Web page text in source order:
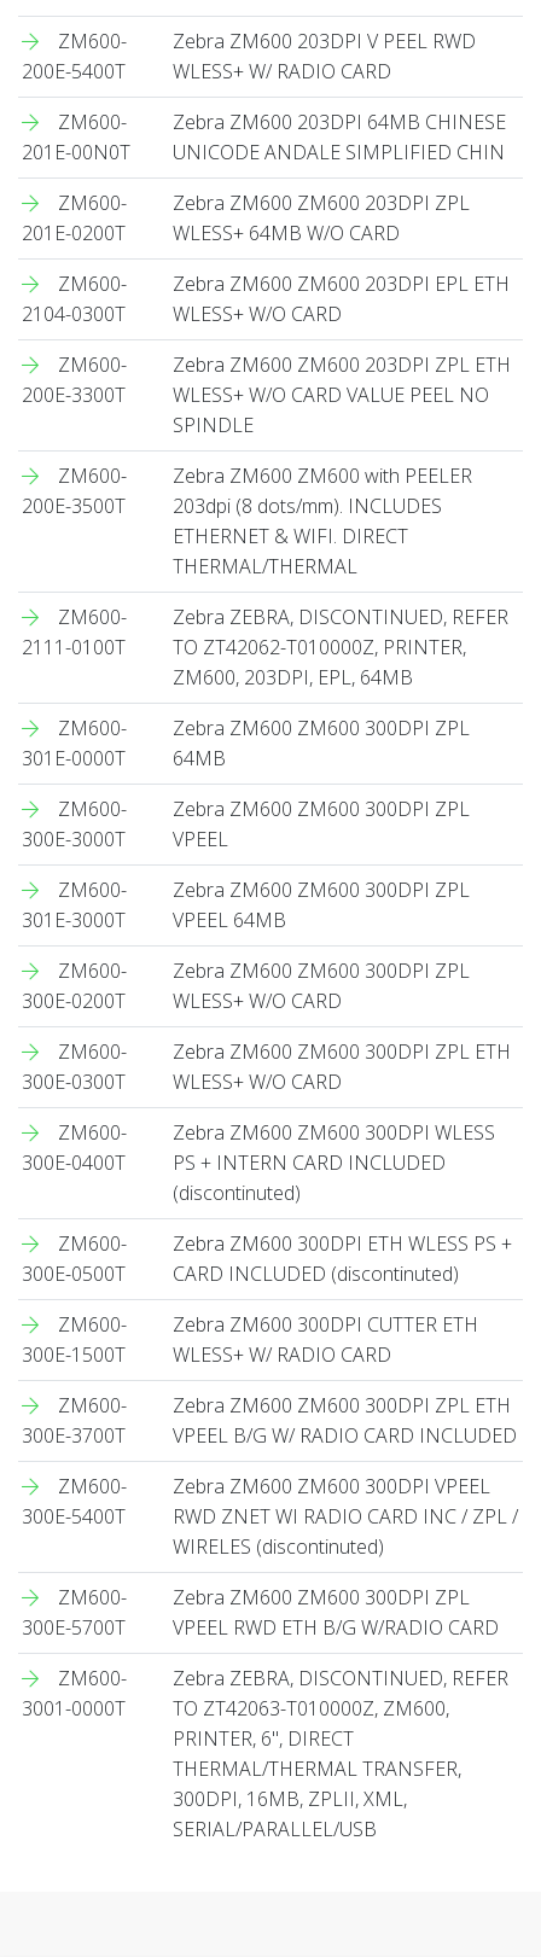
ZM600-
200E-5400T
Zebra ZM600 203DPI V PEEL RWD
WLESS+ W/ RADIO CARD
ZM600-
201E-00N0T
Zebra ZM600 203DPI 64MB CHINESE
UNICODE ANDALE SIMPLIFIED CHIN
ZM600-
201E-0200T
Zebra ZM600 ZM600 203DPI ZPL
WLESS+ 64MB W/O CARD
ZM600-
2104-0300T
Zebra ZM600 ZM600 203DPI EPL ETH
WLESS+ W/O CARD
ZM600-
200E-3300T
Zebra ZM600 ZM600 203DPI ZPL ETH
WLESS+ W/O CARD VALUE PEEL NO
SPINDLE
ZM600-
200E-3500T
Zebra ZM600 ZM600 with PEELER
203dpi (8 dots/mm). INCLUDES
ETHERNET & WIFI. DIRECT
THERMAL/THERMAL
ZM600-
2111-0100T
Zebra ZEBRA, DISCONTINUED, REFER
TO ZT42062-T010000Z, PRINTER,
ZM600, 203DPI, EPL, 64MB
ZM600-
301E-0000T
Zebra ZM600 ZM600 300DPI ZPL
64MB
ZM600-
300E-3000T
Zebra ZM600 ZM600 300DPI ZPL
VPEEL
ZM600-
301E-3000T
Zebra ZM600 ZM600 300DPI ZPL
VPEEL 64MB
ZM600-
300E-0200T
Zebra ZM600 ZM600 300DPI ZPL
WLESS+ W/O CARD
ZM600-
300E-0300T
Zebra ZM600 ZM600 300DPI ZPL ETH
WLESS+ W/O CARD
ZM600-
300E-0400T
Zebra ZM600 ZM600 300DPI WLESS
PS + INTERN CARD INCLUDED
(discontinuted)
ZM600-
300E-0500T
Zebra ZM600 300DPI ETH WLESS PS +
CARD INCLUDED (discontinuted)
ZM600-
300E-1500T
Zebra ZM600 300DPI CUTTER ETH
WLESS+ W/ RADIO CARD
ZM600-
300E-3700T
Zebra ZM600 ZM600 300DPI ZPL ETH
VPEEL B/G W/ RADIO CARD INCLUDED
ZM600-
300E-5400T
Zebra ZM600 ZM600 300DPI VPEEL
RWD ZNET WI RADIO CARD INC / ZPL /
WIRELES (discontinuted)
ZM600-
300E-5700T
Zebra ZM600 ZM600 300DPI ZPL
VPEEL RWD ETH B/G W/RADIO CARD
ZM600-
3001-0000T
Zebra ZEBRA, DISCONTINUED, REFER
TO ZT42063-T010000Z, ZM600,
PRINTER, 6", DIRECT
THERMAL/THERMAL TRANSFER,
300DPI, 16MB, ZPLII, XML,
SERIAL/PARALLEL/USB